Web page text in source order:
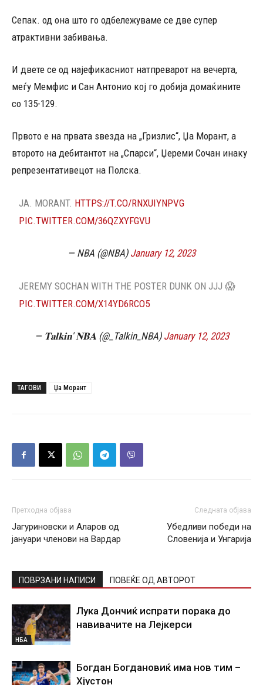
Сепак. од она што го одбележуваме се две супер
атрактивни забивања.
И двете се од најефикасниот натпреварот на вечерта,
меѓу Мемфис и Сан Антонио кој го добија домаќините
со 135-129.
Првото е на првата ѕвезда на „Гризлис“, Џа Морант, а
второто на дебитантот на „Спарси“, Џереми Сочан инаку
репрезентативецот на Полска.
JA. MORANT. HTTPS://T.CO/RNXUIYNPVG
PIC.TWITTER.COM/36QZXYFGVU
— NBA (@NBA) January 12, 2023
JEREMY SOCHAN WITH THE POSTER DUNK ON JJJ 😱
PIC.TWITTER.COM/X14YD6RCO5
— 𝐓𝐚𝐥𝐤𝐢𝐧' 𝐍𝐁𝐀 (@_Talkin_NBA) January 12, 2023
ТАГОВИ Џа Морант
Претходна објава
Јагуриновски и Аларов од
јануари членови на Вардар
Следната објава
Убедливи победи на
Словенија и Унгарија
ПОВРЗАНИ НАПИСИ ПОВЕЌЕ ОД АВТОРОТ
НБА
Лука Дончиќ испрати порака до
навивачите на Лејкерси
Богдан Богдановиќ има нов тим –
Хјустон